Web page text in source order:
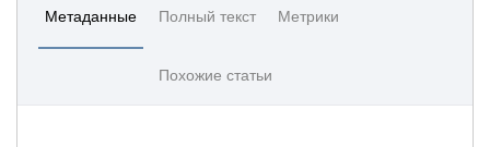
Метаданные Полный текст Метрики
Похожие статьи